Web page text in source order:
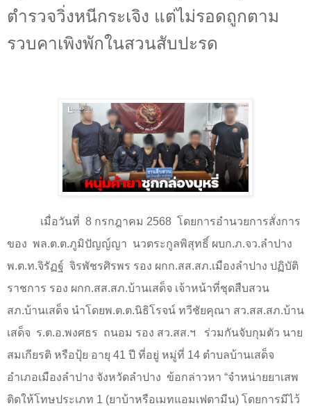
ตำรวจวิ่งหนีกระเจิง แต่ไม่รอดถูกตาม
รวบคาเพิงพักในสวนสับปะรด
เมื่อวันที่ 8 กรกฎาคม 2568 โดยการอำนวยการสั่งการ
ของ พล.ต.ต.ภูมิปัญญ์ญา นวตระกูลพิสุทธิ์ ผบก.ภ.จว.ลำปาง
พ.ต.ท.จิรัฏฐ์ จิรพัชรศิรพร รอง ผกก.สส.สภ.เมืองลำปาง ปฏิบัติ
ราชการ รอง ผกก.สส.สภ.บ้านเสด็จ เจ้าหน้าที่ชุดสืบสวน
สภ.บ้านเสด็จ นำโดยพ.ต.ต.นิธิโรจน์ ทวีชัยคุณา สว.สส.สภ.บ้าน
เสด็จ ร.ต.อ.พงศธร ถนอม รอง สว.สส.ฯ
ร่วมกันจับกุมตัว นาย
สมเกียรติ หรือปุ้ย อายุ 41 ปี ที่อยู่ หมู่ที่ 14 ตำบลบ้านเสด็จ
อำเภอเมืองลำปาง จังหวัดลำปาง ข้อกล่าวหา “จำหน่ายยาเสพ
ติดให้โทษประเภท 1 (ยาบ้าหรือเมทแอมเฟตามีน) โดยการมีไว้